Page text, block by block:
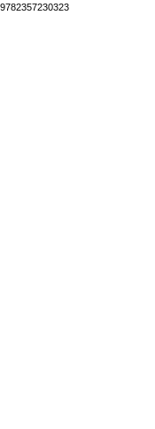
9782357230323